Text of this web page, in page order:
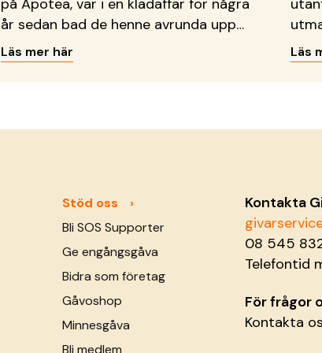
år sedan bad de henne avrunda upp
köpet till förmån för en
insamlingsorganisation. Då bestämde
Läs mer här
på
och
Läs
Stöd oss
Bli SOS Supporter
Ge engångsgåva
Bidra som företag
Gåvoshop
Minnesgåva
Bli medlem
Kontakta
08 545
Telefontid
För frågor
Kontakta